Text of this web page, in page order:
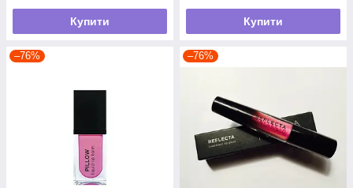
Купити Купити
–76% –76%